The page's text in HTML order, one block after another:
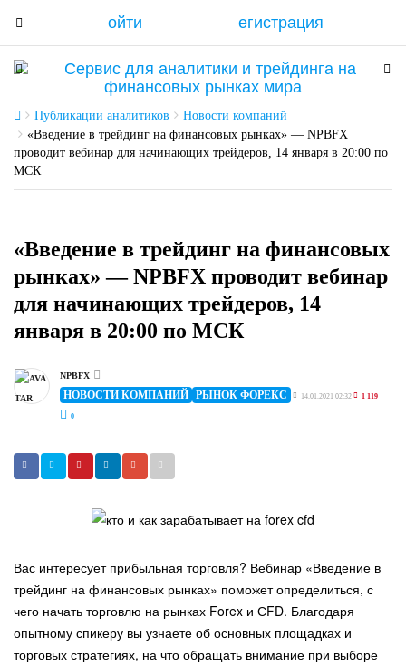
T
o
g
l
e
n
a
a
i
o
ойти егистрация
T
o
g
g
l
e
g
a
t
o
n
T
o
l
g
Публикации аналитиков
Новости компаний
«Введение в трейдинг на финансовых рынках» — NPBFX
проводит вебинар для начинающих трейдеров, 14 января в 20:00 по
МСК
«Введение в трейдинг на финансовых
рынках» — NPBFX проводит вебинар
для начинающих трейдеров, 14
января в 20:00 по МСК
NPBFX
НОВОСТИ КОМПАНИЙ РЫНОК ФОРЕКС 14.01.2021 02:32 1 119
0
Вас интересует прибыльная торговля? Вебинар «Введение в
трейдинг на финансовых рынках» поможет определиться, с
чего начать торговлю на рынках Forex и СFD. Благодаря
опытному спикеру вы узнаете об основных площадках и
торговых стратегиях, на что обращать внимание при выборе